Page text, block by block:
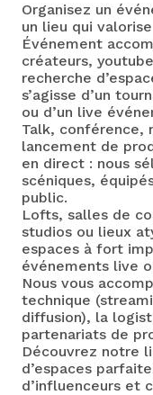
Organisez un
un lieu qui
Événement
créateurs,
recherche
s’agisse d’un
ou d’un live
Talk, conférence,
lancement de
en direct : nous
scéniques,
public.
Lofts, salles de
studios ou lieux
espaces à fort
événements live
Nous vous
technique
diffusion), la
partenariats de
Découvrez notre
d’espaces
d’influenceurs et